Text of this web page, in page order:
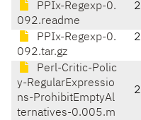
PPIx-Regexp-0.
092.readme
PPIx-Regexp-0.
092.tar.gz
Perl-Critic-Polic
y-RegularExpressio
ns-ProhibitEmptyAl
ternatives-0.005.m